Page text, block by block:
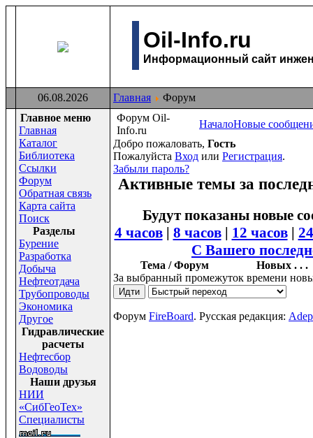
Oil-Info.ru
Информационный сайт
06.08.2026 Главная
Форум
Главное меню
Главная
Каталог
Библиотека
Ссылки
Форум
Обратная связь
Карта сайта
Поиск
Раздeлы
Бурение
Разработка
Добыча
Нефтеотдача
Трубопроводы
Экономика
Другое
Гидравлические
расчеты
Нефтесбор
Водоводы
Наши друзья
НИИ
«СибГеоТех»
Специалисты
Форум Oil-
Info.ru
НачалоНовые
Добро пожаловать, Гость
Пожалуйста Вход или Регистрация.
Забыли пароль?
Активные темы за
Будут показаны новые
4 часов| 8 часов| 12 часов|
С Вашего
Тема / Форум
Новых . . .
За выбранный промежуток времени
Форум FireBoard. Русская редакция: